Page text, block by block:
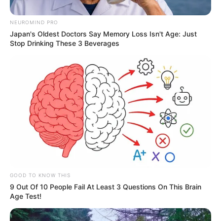
Foto @PoliciaBogota
Humberto Sabogal, policía asesinado
Por: Katy Sánchez
Agosto 11, 2021
NEUROMIND PRO
Japan's Oldest Doctors Say Memory Loss Isn't Age: Just
Stop Drinking These 3 Beverages
GOOD TO KNOW THIS
9 Out Of 10 People Fail At Least 3 Questions On This Brain
Age Test!